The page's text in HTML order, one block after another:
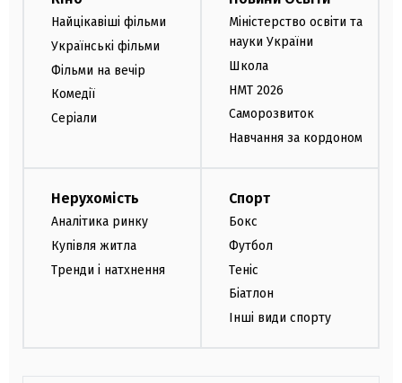
Найцікавіші фільми
Українські фільми
Фільми на вечір
Комедії
Серіали
Міністерство освіти та
науки України
Школа
НМТ 2026
Саморозвиток
Навчання за кордоном
Нерухомість
Аналітика ринку
Купівля житла
Тренди і натхнення
Спорт
Бокс
Футбол
Теніс
Біатлон
Інші види спорту